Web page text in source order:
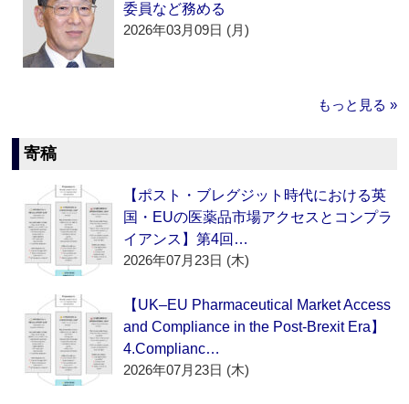
委員など務める
2026年03月09日 (月)
もっと見る »
寄稿
【ポスト・ブレグジット時代における英
国・EUの医薬品市場アクセスとコンプラ
イアンス】第4回…
2026年07月23日 (木)
【UK–EU Pharmaceutical Market Access
and Compliance in the Post-Brexit Era】
4.Complianc…
2026年07月23日 (木)